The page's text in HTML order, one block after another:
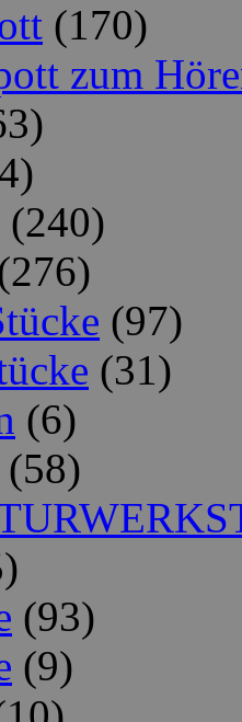
(170)
zum
(240)
(97)
(31)
(6)
(58)
(93)
(9)